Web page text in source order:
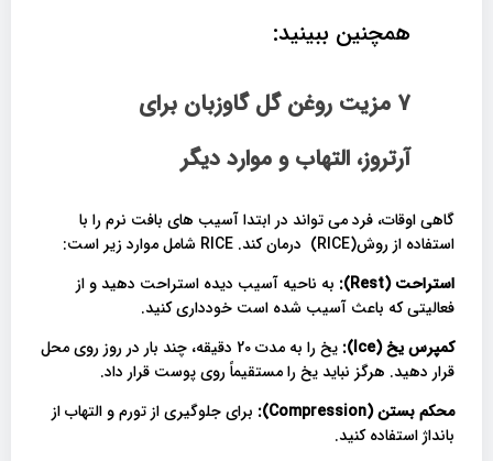
همچنین ببینید:
7 مزیت روغن گل گاوزبان برای
آرتروز، التهاب و موارد دیگر
گاهی اوقات، فرد می تواند در ابتدا آسیب های بافت نرم را با
استفاده از روش(RICE) درمان کند. RICE شامل موارد زیر است:
استراحت (Rest
): به ناحیه آسیب دیده استراحت دهید و از
فعالیتی که باعث آسیب شده است خودداری کنید.
کمپرس یخ (Ice
):
یخ را به مدت 20 دقیقه، چند بار در روز روی محل
قرار دهید. هرگز نباید یخ را مستقیماً روی پوست قرار داد.
محکم بستن (Compression
): برای جلوگیری از تورم و التهاب از
بانداژ استفاده کنید.